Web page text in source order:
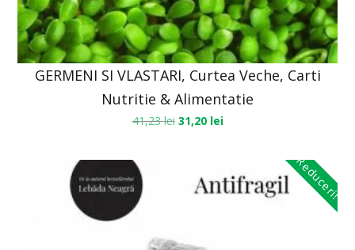
GERMENI SI VLASTARI, Curtea Veche, Carti
Nutritie & Alimentatie
41,23lei 31,20 lei
Reduceri!